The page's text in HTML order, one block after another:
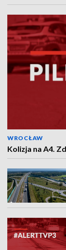
WROCŁAW
Kolizja na A4.